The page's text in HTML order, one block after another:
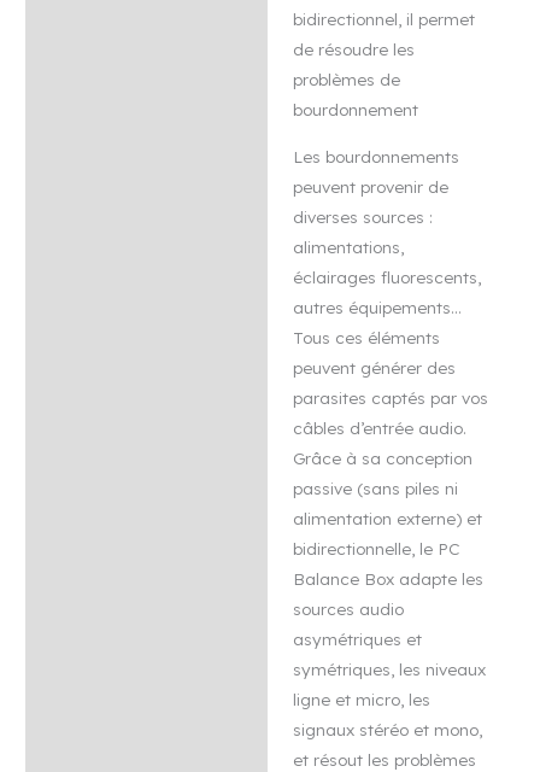
bidirectionnel, il permet
de résoudre les
problèmes de
bourdonnement
Les bourdonnements
peuvent provenir de
diverses sources :
alimentations,
éclairages fluorescents,
autres équipements…
Tous ces éléments
peuvent générer des
parasites captés par vos
câbles d’entrée audio.
Grâce à sa conception
passive (sans piles ni
alimentation externe) et
bidirectionnelle, le PC
Balance Box adapte les
sources audio
asymétriques et
symétriques, les niveaux
ligne et micro, les
signaux stéréo et mono,
et résout les problèmes